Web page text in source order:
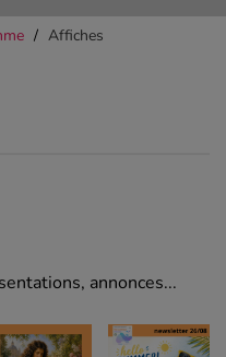
Affiches
annonces...